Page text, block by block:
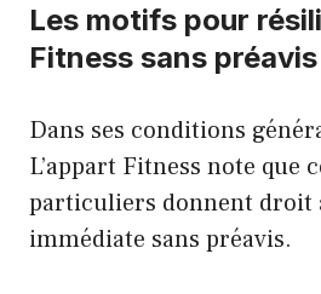
Les motifs pour
Fitness sans préavis
Dans ses conditions
L’appart Fitness note que
particuliers donnent droit
immédiate sans préavis.